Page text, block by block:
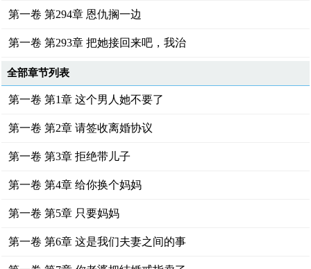
第一卷 第294章 恩仇搁一边
第一卷 第293章 把她接回来吧，我治
全部章节列表
第一卷 第1章 这个男人她不要了
第一卷 第2章 请签收离婚协议
第一卷 第3章 拒绝带儿子
第一卷 第4章 给你换个妈妈
第一卷 第5章 只要妈妈
第一卷 第6章 这是我们夫妻之间的事